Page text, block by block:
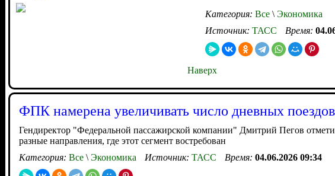
Категория: Все \ Экономика
Источник: ТАСС Время:
Наверх
ФПК намерена увеличивать число дневных поездов
Гендиректор "Федеральной пассажирской компании" Дмитрий Пегов
разные направления, где этот сегмент востребован
Категория: Все \ Экономика Источник: ТАСС Время: 04.06.2026 09:34